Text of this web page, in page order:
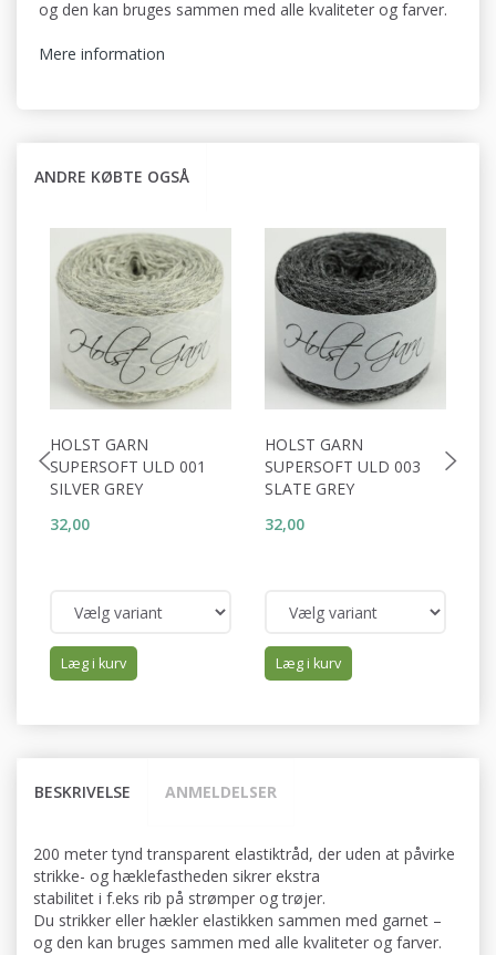
og den kan bruges sammen med alle kvaliteter og farver.
Mere information
ANDRE KØBTE OGSÅ
HOLST GARN
SUPERSOFT ULD 001
SILVER GREY
32,00
Læg i kurv
HOLST GARN
SUPERSOFT ULD 003
SLATE GREY
32,00
Læg i kurv
BESKRIVELSE ANMELDELSER
200 meter tynd transparent elastiktråd, der uden at påvirke
strikke- og hæklefastheden sikrer ekstra
stabilitet i f.eks rib på strømper og trøjer.
Du strikker eller hækler elastikken sammen med garnet –
og den kan bruges sammen med alle kvaliteter og farver.